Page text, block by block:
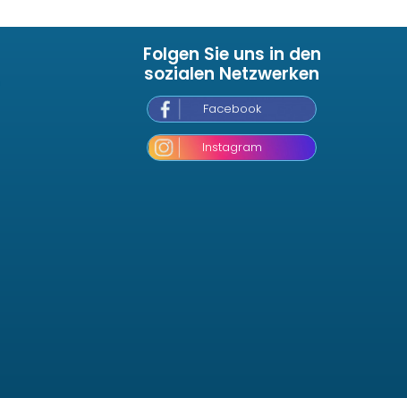
Folgen Sie uns in den
sozialen Netzwerken
Facebook
Instagram